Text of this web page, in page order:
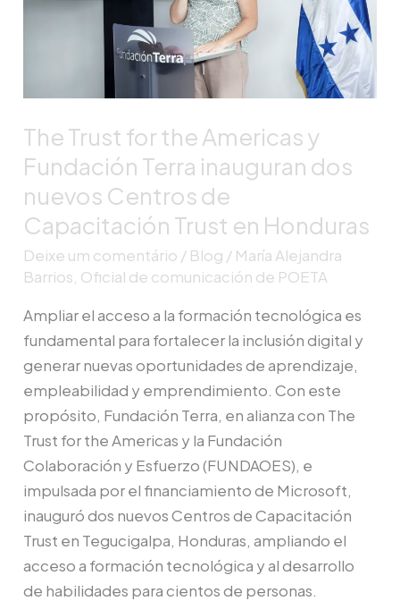
The Trust for the Americas y
Fundación Terra inauguran dos
nuevos Centros de
Capacitación Trust en Honduras
Deixe um comentário / Blog / María Alejandra
Barrios, Oficial de comunicación de POETA
Ampliar el acceso a la formación tecnológica es
fundamental para fortalecer la inclusión digital y
generar nuevas oportunidades de aprendizaje,
empleabilidad y emprendimiento. Con este
propósito, Fundación Terra, en alianza con The
Trust for the Americas y la Fundación
Colaboración y Esfuerzo (FUNDAOES), e
impulsada por el financiamiento de Microsoft,
inauguró dos nuevos Centros de Capacitación
Trust en Tegucigalpa, Honduras, ampliando el
acceso a formación tecnológica y al desarrollo
de habilidades para cientos de personas.
Americas
dos
nuevos
de
Capacitación
Trust
en
Honduras